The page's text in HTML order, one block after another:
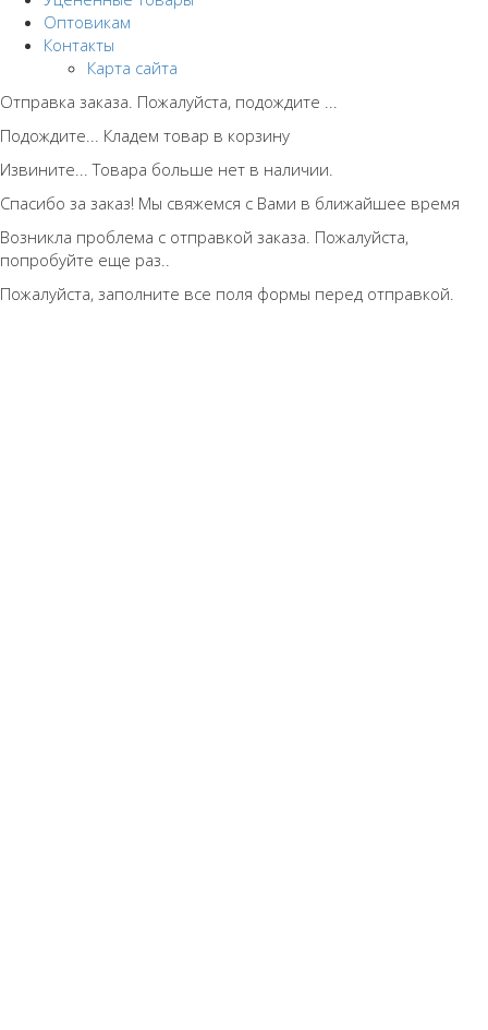
Оптовикам
Контакты
Карта сайта
Отправка заказа. Пожалуйста, подождите ...
Подождите... Кладем товар в корзину
Извините... Товара больше нет в наличии.
Спасибо за заказ! Мы свяжемся с Вами в ближайшее время
Возникла проблема с отправкой заказа. Пожалуйста,
попробуйте еще раз..
Пожалуйста, заполните все поля формы перед отправкой.